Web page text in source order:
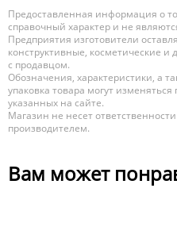
Предоставленная информация о
справочный характер и не
Предприятия изготовители
конструктивные, косметические и
с продавцом.
Обозначения, характеристики, а
упаковка товара могут
указанных на сайте.
Магазин не несет
производителем.
Вам может